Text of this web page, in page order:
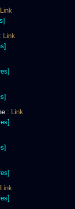
Link
Link
: Link
Link